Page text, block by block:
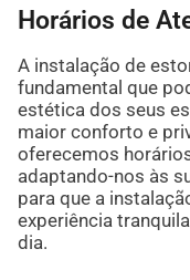
Horários de
A instalação de
fundamental que
estética dos seus
maior conforto e
oferecemos
adaptando-nos às
para que a
experiência
dia.